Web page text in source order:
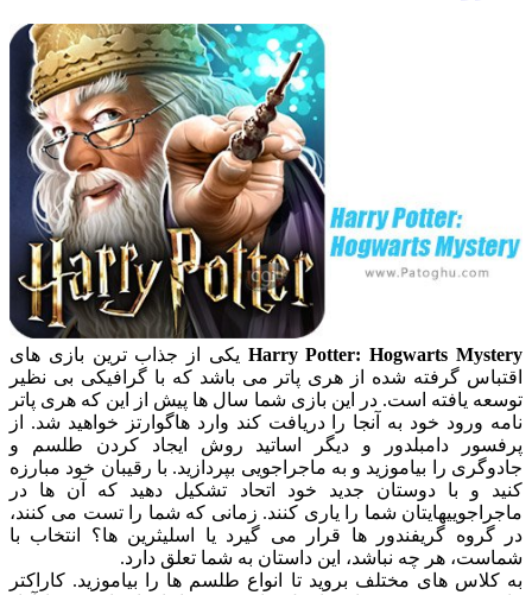
Harry Potter: Hogwarts Mystery یکی از جذاب ترین بازی های
اقتباس گرفته شده از هری پاتر می باشد که با گرافیکی بی نظیر
توسعه یافته است. در این بازی شما سال ها پیش از این که هری پاتر
نامه ورود خود به آنجا را دریافت کند وارد هاگوارتز خواهید شد. از
پرفسور دامبلدور و دیگر اساتید روش ایجاد کردن طلسم و
جادوگری را بیاموزید و به ماجراجویی بپردازید. با رقیبان خود مبارزه
کنید و با دوستان جدید خود اتحاد تشکیل دهید که آن ها در
ماجراجوییهایتان شما را یاری کنند. زمانی که شما را تست می کنند،
در گروه گریفندور ها قرار می گیرد یا اسلیثرین ها؟ انتخاب با
شماست، هر چه نباشد، این داستان به شما تعلق دارد.
به کلاس های مختلف بروید تا انواع طلسم ها را بیاموزید. کاراکتر